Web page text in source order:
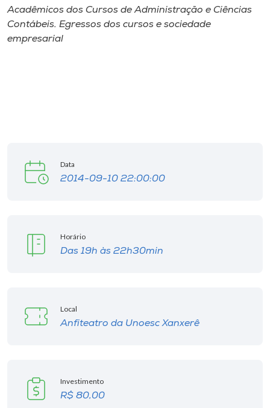
Museu
Acadêmicos dos Cursos de Administração e Ciências
Contábeis. Egressos dos cursos e sociedade
empresarial
Data
2014-09-10 22:00:00
Horário
Das 19h às 22h30min
Local
Anfiteatro da Unoesc Xanxerê
Investimento
R$ 80,00